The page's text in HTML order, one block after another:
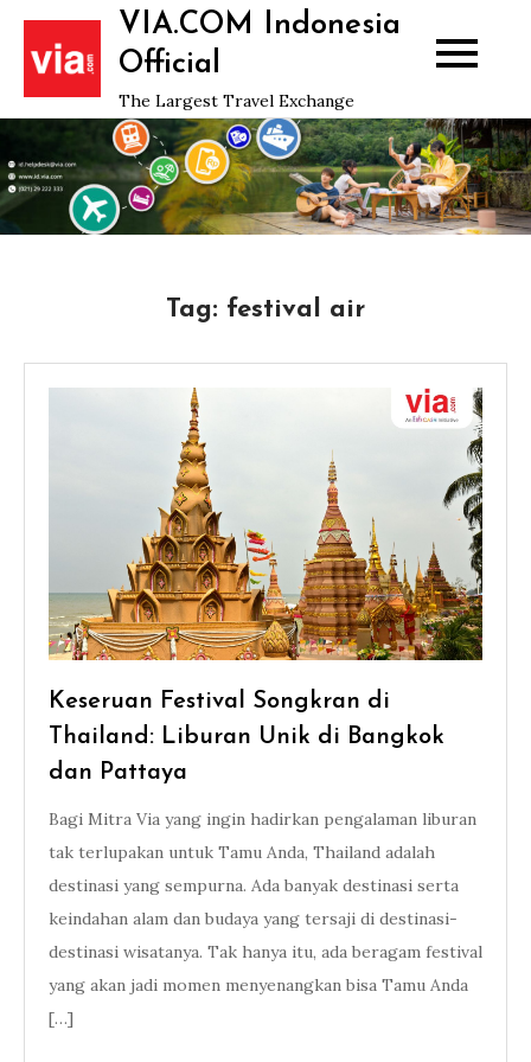
Skip
content
VIA.COM Indonesia
Official
The Largest Travel Exchange
Tag: festival air
Keseruan Festival Songkran di
Thailand: Liburan Unik di Bangkok
dan Pattaya
Bagi Mitra Via yang ingin hadirkan pengalaman liburan
tak terlupakan untuk Tamu Anda, Thailand adalah
destinasi yang sempurna. Ada banyak destinasi serta
keindahan alam dan budaya yang tersaji di destinasi-
destinasi wisatanya. Tak hanya itu, ada beragam festival
yang akan jadi momen menyenangkan bisa Tamu Anda
[…]